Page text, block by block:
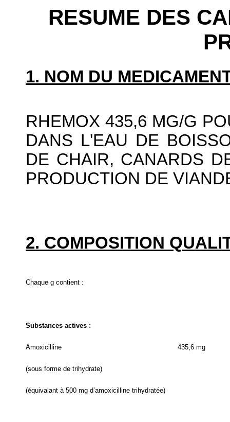
RESUME DES
1. NOM DU
RHEMOX 435,6 MG/G
DANS L'EAU DE
DE CHAIR, CANARDS
PRODUCTION DE
2. COMPOSITION
Chaque g contient :
Substances actives :
Amoxicilline 435,6 mg
(sous forme de trihydrate)
(équivalant à 500 mg d’amoxicilline trihydratée)